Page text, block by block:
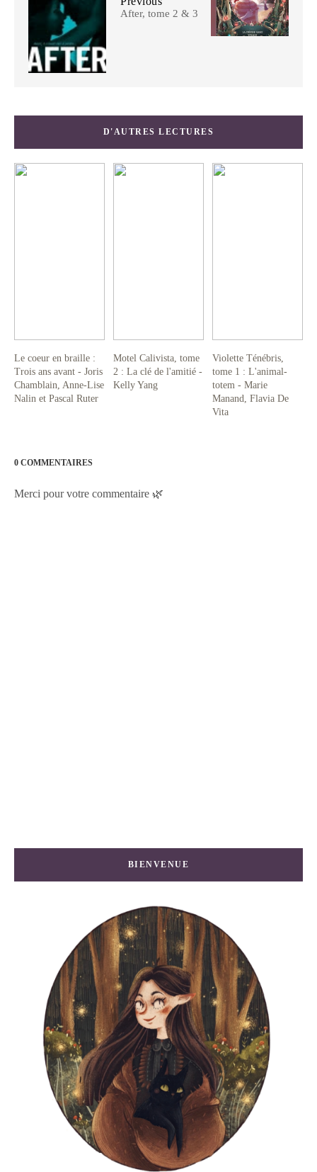
After, tome 2 & 3
D'AUTRES LECTURES
Le coeur en braille :
Trois ans avant - Joris
Chamblain, Anne-Lise
Nalin et Pascal Ruter
Motel Calivista, tome
2 : La clé de l'amitié -
Kelly Yang
Violette Ténébris,
tome 1 : L'animal-
totem - Marie
Manand, Flavia De
Vita
0 COMMENTAIRES
Merci pour votre commentaire 🌿
BIENVENUE